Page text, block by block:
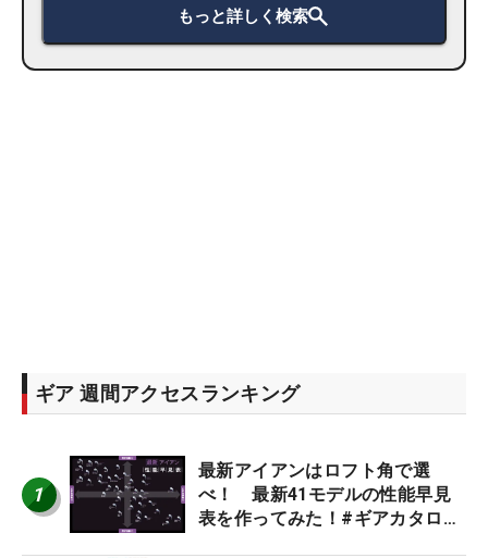
もっと詳しく検索
ギア 週間アクセスランキング
1
最新アイアンはロフト角で選
べ！ 最新41モデルの性能早見
表を作ってみた！#ギアカタログ